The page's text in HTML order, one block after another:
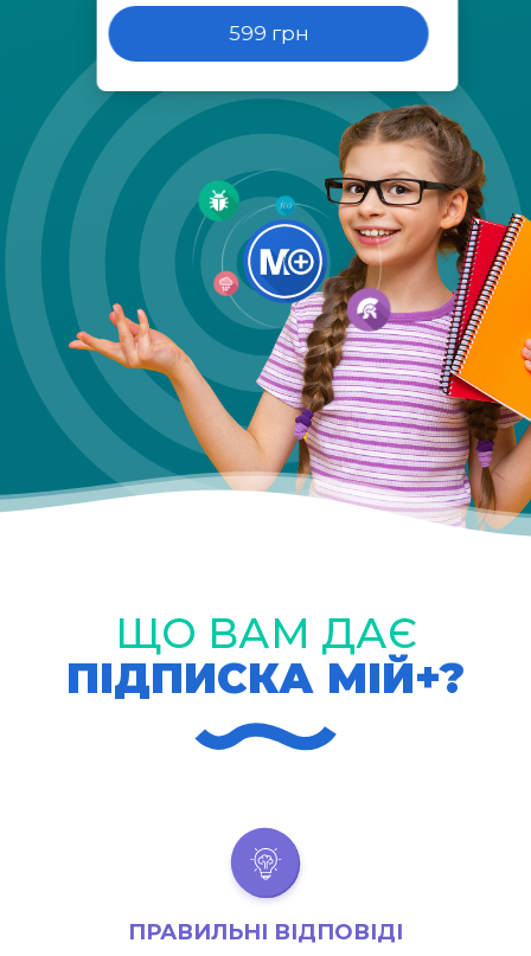
599 грн
ЩО ВАМ ДАЄ
ПІДПИСКА МІЙ+?
ПРАВИЛЬНІ ВІДПОВІДІ